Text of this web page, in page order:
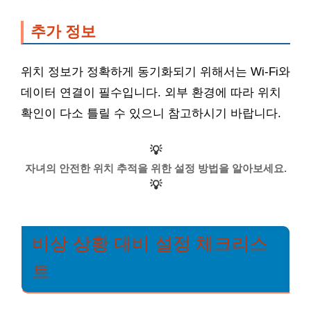
추가 정보
위치 정보가 정확하게 동기화되기 위해서는 Wi-Fi와
데이터 연결이 필수입니다. 외부 환경에 따라 위치
확인이 다소 틀릴 수 있으니 참고하시기 바랍니다.
💡
자녀의 안전한 위치 추적을 위한 설정 방법을 알아보세요.
💡
비상 상황 대비 설정 체크리스
트